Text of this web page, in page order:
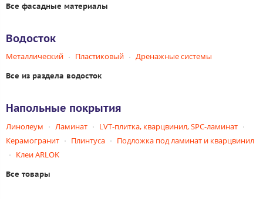
Все фасадные материалы
Водосток
Металлический Пластиковый Дренажные системы
Все из раздела водосток
Напольные покрытия
Линолеум Ламинат
LVT-плитка, кварцвинил, SPC-ламинат
Керамогранит
Плинтуса
Подложка под ламинат и кварцвинил
Клеи ARLOK
Все товары